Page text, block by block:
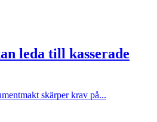
leda till kasserade
skärper krav på...